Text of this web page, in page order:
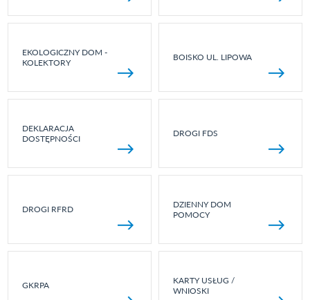
EKOLOGICZNY DOM -
KOLEKTORY
BOISKO UL. LIPOWA
DEKLARACJA
DOSTĘPNOŚCI
DROGI FDS
DROGI RFRD
DZIENNY DOM
POMOCY
GKRPA
KARTY USŁUG /
WNIOSKI